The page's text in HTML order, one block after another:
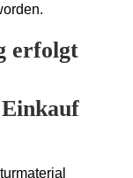
erfolgt